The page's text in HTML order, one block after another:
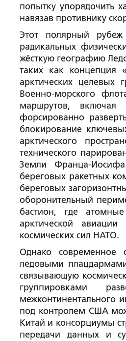
попытку упорядочить
навязав противнику
Этот полярный рубеж
радикальных
жёсткую географию
таких как
арктических целевых
Военно-морского
маршрутов, включая
форсированно
блокирование
арктического
технического
Земли Франца-
береговых ракетных
береговых
оборонительный
бастион, где
арктической
космических сил НАТО.
Однако современное
ледовыми
связывающую
группировками
межконтинентального
под контролем США
Китай и консорциумы
передачи данных и